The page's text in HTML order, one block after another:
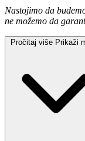
Nastojimo da
ne možemo da
Pročitaj više Prikaži